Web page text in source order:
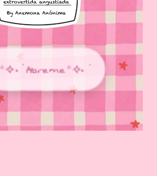
˚⟡˖ ࣪ Abreme˚⟡˖ ࣪